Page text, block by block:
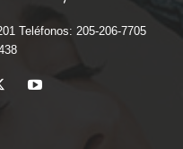
Teléfonos: 205-206-7705